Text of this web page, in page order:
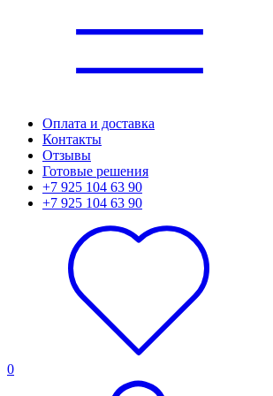
Оплата и доставка
Контакты
Отзывы
Готовые решения
+7 925 104 63 90
+7 925 104 63 90
0